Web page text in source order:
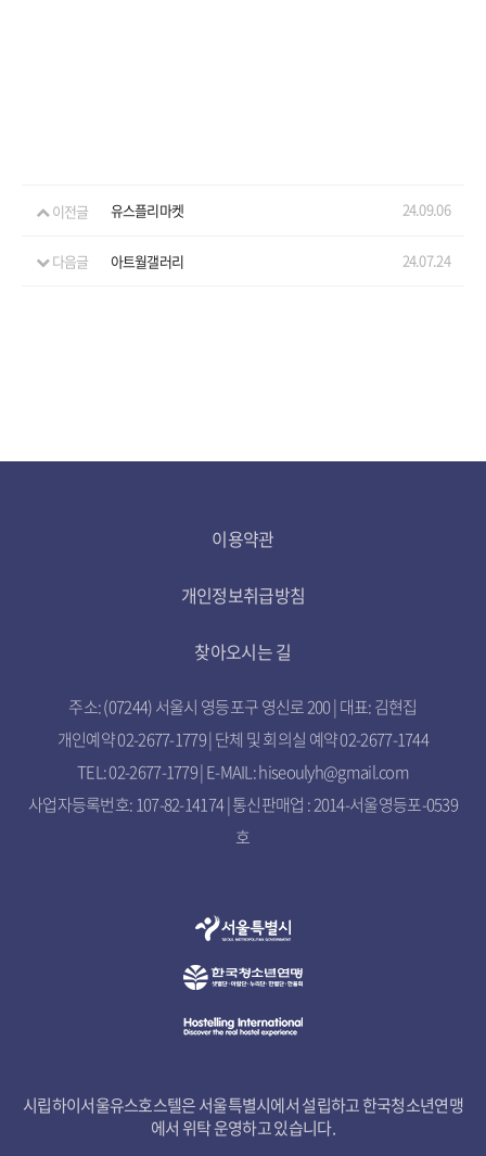
이전글 유스플리마켓 24.09.06
다음글 아트월갤러리 24.07.24
이용약관
개인정보취급방침
찾아오시는 길
주소: (07244) 서울시 영등포구 영신로 200 | 대표: 김현집
개인예약 02-2677-1779 | 단체 및 회의실 예약 02-2677-1744
TEL: 02-2677-1779 | E-MAIL: hiseoulyh@gmail.com
사업자등록번호: 107-82-14174 | 통신판매업 : 2014-서울영등포-0539
호
시립하이서울유스호스텔은 서울특별시에서 설립하고 한국청소년연맹
에서 위탁 운영하고 있습니다.